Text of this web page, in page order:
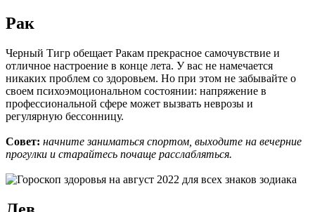
Рак
Черный Тигр обещает Ракам прекрасное самочувствие и
отличное настроение в конце лета. У вас не намечается
никаких проблем со здоровьем. Но при этом не забывайте о
своем психоэмоциональном состоянии: напряжение в
профессиональной сфере может вызвать неврозы и
регулярную бессонницу.
Совет: начните заниматься спортом, выходите на вечерние
прогулки и старайтесь почаще расслабляться.